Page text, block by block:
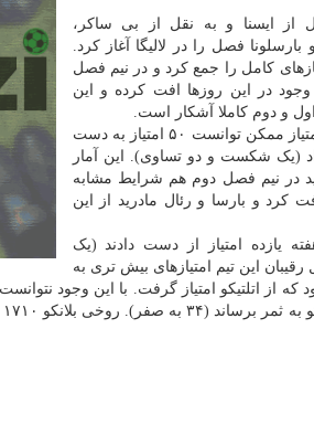
ایسنا و به نقل از بی ساکر،
و بارسلونا فصل را در لالیگا آغاز کرد.
کامل را جمع کرد و در نیم فصل
در این روزها افت کرده و این
و دوم کاملا آشکار است.
اتلتیکو در ۱۹ بازی نخست از ۵۷ امتیاز ممکن توانست ۵۰ امتیاز به دست
(یک شکست و دو تساوی). این آمار
در نیم فصل دوم هم شرایط مشابه
کرد و بارسا و رئال مادرید از این
یازده امتیاز از دست دادند (یک
این تیم امتیازهای بیش تری به